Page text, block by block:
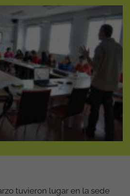
tuvieron lugar en la sede